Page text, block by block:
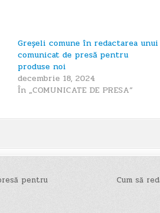
Greșeli comune în redactarea unui
comunicat de presă pentru
produse noi
decembrie 18, 2024
În „COMUNICATE DE PRESA”
Cum să
pentru